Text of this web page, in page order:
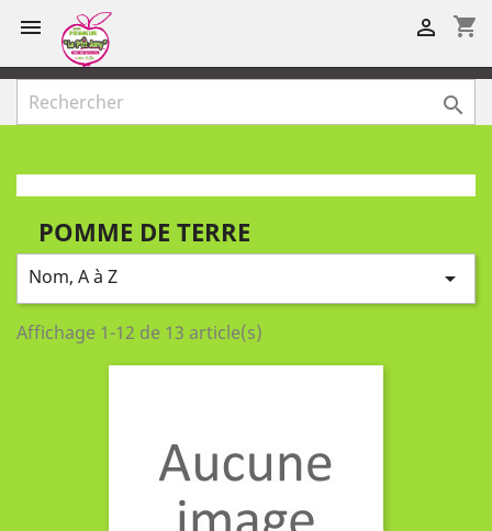
 shopping_cart


POMME DE TERRE
Nom, A à Z 
Affichage 1-12 de 13 article(s)